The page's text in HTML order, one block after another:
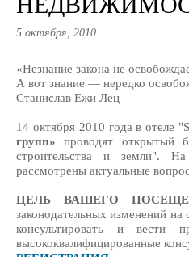
5 октября, 2010
«Незнание закона не
А вот знание — нередко
Станислав Ежи Лец
14 октября 2010 года в отеле
групп» проводят открытый
строительства и земли". На
рассмотрены актуальные
ЦЕЛЬ ВАШЕГО
законодательных изменений
консультировать и вести
высококвалифицированные